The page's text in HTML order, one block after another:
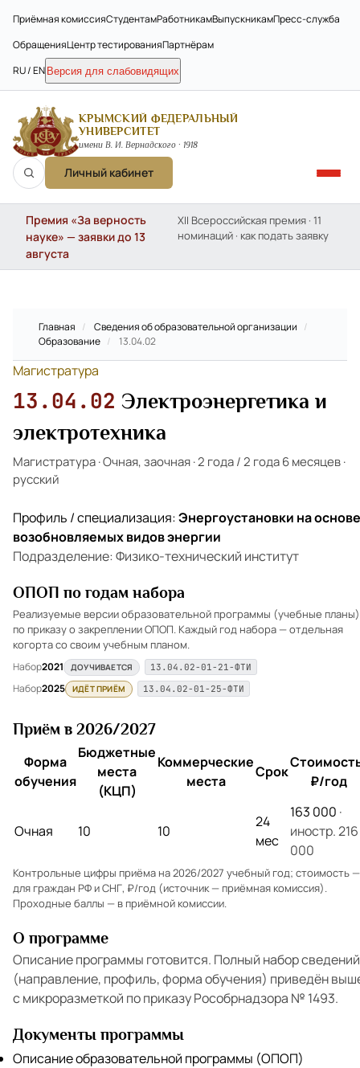
Приёмная комиссияСтудентамРаботникамВыпускникамПресс-служба
ОбращенияЦентр тестированияПартнёрам
RU / EN Версия для слабовидящих
КРЫМСКИЙ ФЕДЕРАЛЬНЫЙ
УНИВЕРСИТЕТ
имени В. И. Вернадского · 1918
Личный кабинет
Премия «За верность
науке» — заявки до 13
августа
XII Всероссийская премия · 11
номинаций · как подать заявку
Главная / Сведения об образовательной организации /
Образование / 13.04.02
Магистратура
13.04.02 Электроэнергетика и
электротехника
Магистратура·Очная, заочная·2 года / 2 года 6 месяцев·
русский
Профиль / специализация:Энергоустановки на основе
возобновляемых видов энергии
Подразделение: Физико-технический институт
ОПОП по годам набора
Реализуемые версии образовательной программы (учебные планы)
по приказу о закреплении ОПОП. Каждый год набора — отдельная
когорта со своим учебным планом.
Набор2021 ДОУЧИВАЕТСЯ 13.04.02-01-21-ФТИ
Набор2025 ИДЁТ ПРИЁМ 13.04.02-01-25-ФТИ
Приём в 2026/2027
Форма
обучения
Бюджетные
места
(КЦП)
Коммерческие
места
Срок
₽/год
Очная 10 10
24
мес
163 000 ·
иностр. 216
000
Контрольные цифры приёма на 2026/2027 учебный год; стоимость —
для граждан РФ и СНГ, ₽/год (источник — приёмная комиссия).
Проходные баллы — в приёмной комиссии.
О программе
Описание программы готовится. Полный набор сведений
(направление, профиль, форма обучения) приведён
с микроразметкой по приказу Рособрнадзора № 1493.
Документы программы
Описание образовательной программы (ОПОП)